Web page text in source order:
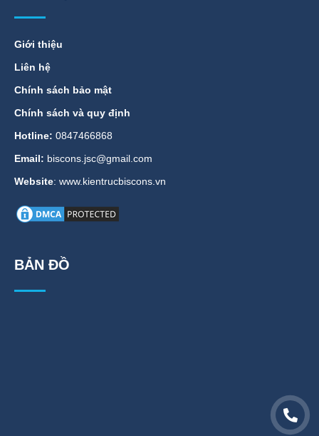
Giới thiệu
Liên hệ
Chính sách bảo mật
Chính sách và quy định
Hotline: 0847466868
Email: biscons.jsc@gmail.com
Website: www.kientrucbiscons.vn
BẢN ĐỒ